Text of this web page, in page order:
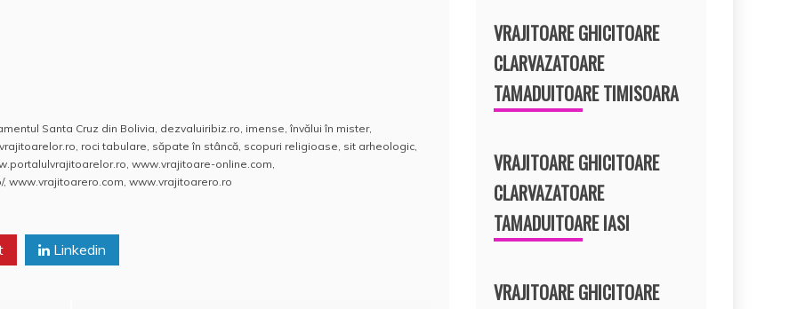
Santa Cruz din Bolivia dezvaluiribiz.ro imense învălui în mister,
roci tabulare săpate în stâncă scopuri religioase sit arheologic
www.vrajitoare-online.com
, www.vrajitoarero.com www.vrajitoarero.ro
Linkedin
VRAJITOARE GHICITOARE
CLARVAZATOARE
TAMADUITOARE TIMISOARA
VRAJITOARE GHICITOARE
CLARVAZATOARE
TAMADUITOARE IASI
VRAJITOARE GHICITOARE